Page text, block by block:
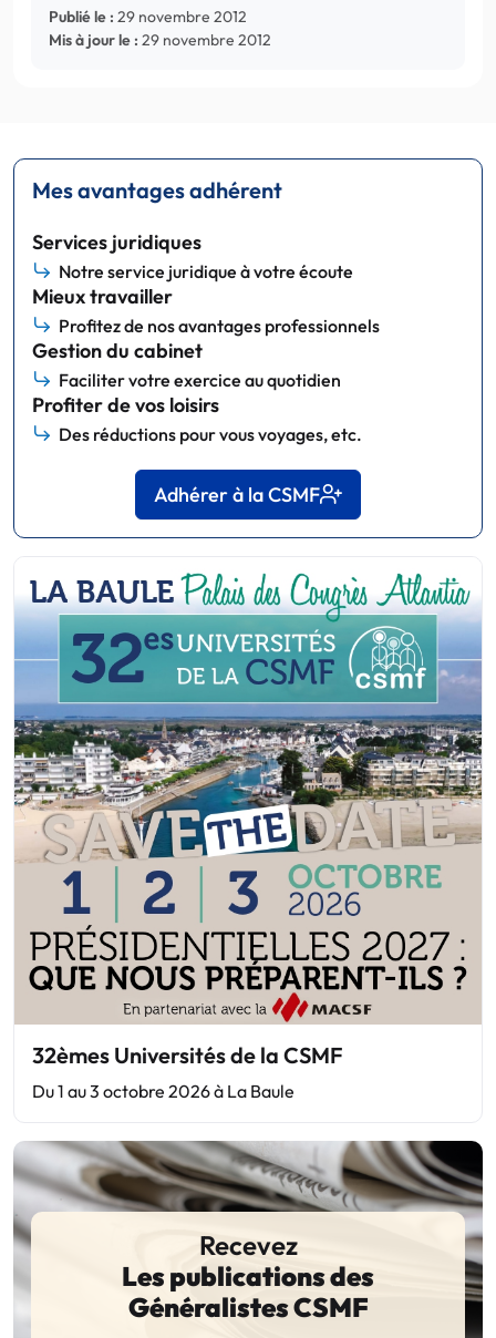
Publié le : 29 novembre 2012
Mis à jour le : 29 novembre 2012
Mes avantages adhérent
Services juridiques
Notre service juridique à votre écoute
Mieux travailler
Profitez de nos avantages professionnels
Gestion du cabinet
Faciliter votre exercice au quotidien
Profiter de vos loisirs
Des réductions pour vous voyages, etc.
Adhérer à la CSMF
32èmes Universités de la CSMF
Du 1 au 3 octobre 2026 à La Baule
Recevez
Les publications des
Généralistes CSMF